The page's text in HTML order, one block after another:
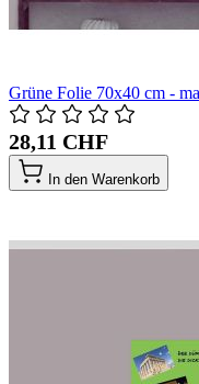
Grüne Folie 70x40 cm -
28,11 CHF
In den Warenkorb